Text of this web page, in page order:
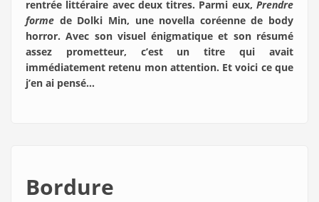
rentrée littéraire avec deux titres. Parmi eux, Prendre
forme de Dolki Min, une novella coréenne de body
horror. Avec son visuel énigmatique et son résumé
assez prometteur, c’est un titre qui avait
immédiatement retenu mon attention. Et voici ce que
j’en ai pensé…
Bordure